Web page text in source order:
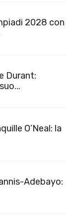
2028 con
Durant:
O’Neal: la
Adebayo: